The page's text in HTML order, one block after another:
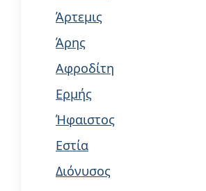
Άρτεμις
Άρης
Αφροδίτη
Ερμής
Ήφαιστος
Εστία
Διόνυσος